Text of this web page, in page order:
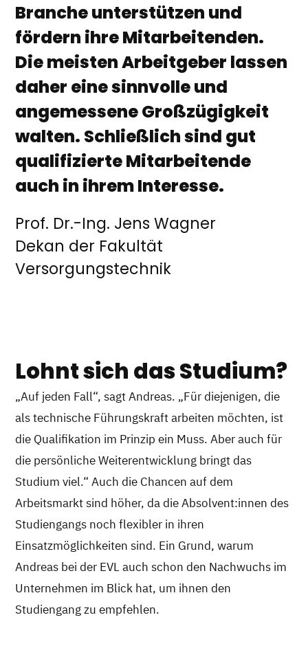
Branche unterstützen und
fördern ihre Mitarbeitenden.
Die meisten Arbeitgeber lassen
daher eine sinnvolle und
angemessene Großzügigkeit
walten. Schließlich sind gut
qualifizierte Mitarbeitende
auch in ihrem Interesse.
Prof. Dr.-Ing. Jens Wagner
Dekan der Fakultät
Versorgungstechnik
Lohnt sich das Studium?
„Auf jeden Fall“, sagt Andreas. „Für diejenigen, die
als technische Führungskraft arbeiten möchten, ist
die Qualifikation im Prinzip ein Muss. Aber auch für
die persönliche Weiterentwicklung bringt das
Studium viel.“ Auch die Chancen auf dem
Arbeitsmarkt sind höher, da die Absolvent:innen des
Studiengangs noch flexibler in ihren
Einsatzmöglichkeiten sind. Ein Grund, warum
Andreas bei der EVL auch schon den Nachwuchs im
Unternehmen im Blick hat, um ihnen den
Studiengang zu empfehlen.